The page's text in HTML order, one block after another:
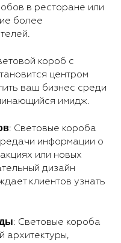
в ресторане или
более
короб с
центром
ваш бизнес среди
имидж.
: Световые короба
информации о
или новых
дизайн
клиентов узнать
: Световые короба
архитектуры,